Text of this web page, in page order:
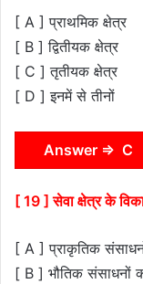
[ A ] प्राथमिक क्षेत्र
[ B ] द्वितीयक क्षेत्र
[ C ] तृतीयक क्षेत्र
[ D ] इनमें से तीनों
Answer ⇒ C
[ 19 ] सेवा क्षेत्र के
[ A ] प्राकृतिक
[ B ] भौतिक संसाधनों